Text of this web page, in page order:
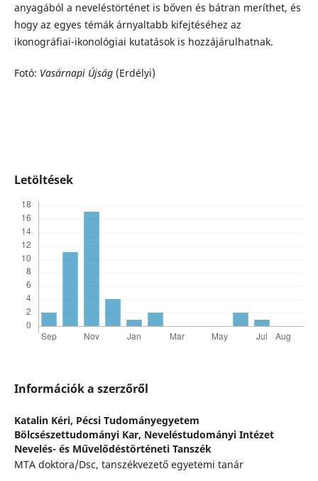
anyagából a neveléstörténet is bőven és bátran meríthet, és
hogy az egyes témák árnyaltabb kifejtéséhez az
ikonográfiai-ikonológiai kutatások is hozzájárulhatnak.
Fotó: Vasárnapi Újság(Erdélyi)
Letöltések
Információk a szerzőről
Katalin Kéri, Pécsi Tudományegyetem
Bölcsészettudományi Kar, Neveléstudományi Intézet
Nevelés- és Művelődéstörténeti Tanszék
MTA doktora/Dsc, tanszékvezető egyetemi tanár